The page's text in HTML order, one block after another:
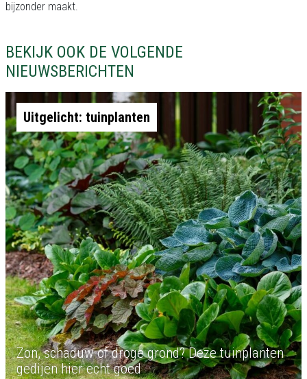
bijzonder maakt.
BEKIJK OOK DE VOLGENDE
NIEUWSBERICHTEN
Uitgelicht: tuinplanten
Zon, schaduw of droge grond? Deze tuinplanten
gedijen hier echt goed